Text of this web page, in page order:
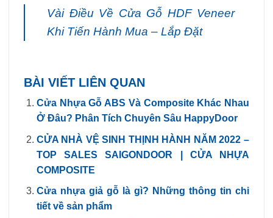
Vài Điều Về Cửa Gỗ HDF Veneer
Khi Tiến Hành Mua – Lắp Đặt
BÀI VIẾT LIÊN QUAN
Cửa Nhựa Gỗ ABS Và Composite Khác Nhau
Ở Đâu? Phân Tích Chuyên Sâu HappyDoor
CỬA NHÀ VỆ SINH THỊNH HÀNH NĂM 2022 –
TOP SALES SAIGONDOOR | CỬA NHỰA
COMPOSITE
Cửa nhựa giả gỗ là gì? Những thông tin chi
tiết về sản phẩm